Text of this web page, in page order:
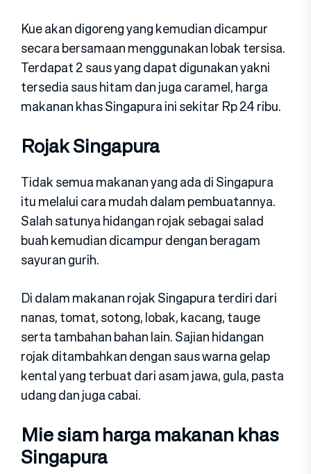
Kue akan digoreng yang kemudian dicampur
secara bersamaan menggunakan lobak tersisa.
Terdapat 2 saus yang dapat digunakan yakni
tersedia saus hitam dan juga caramel, harga
makanan khas Singapura ini sekitar Rp 24 ribu.
Rojak Singapura
Tidak semua makanan yang ada di Singapura
itu melalui cara mudah dalam pembuatannya.
Salah satunya hidangan rojak sebagai salad
buah kemudian dicampur dengan beragam
sayuran gurih.
Di dalam makanan rojak Singapura terdiri dari
nanas, tomat, sotong, lobak, kacang, tauge
serta tambahan bahan lain. Sajian hidangan
rojak ditambahkan dengan saus warna gelap
kental yang terbuat dari asam jawa, gula, pasta
udang dan juga cabai.
Mie siam harga makanan khas
Singapura